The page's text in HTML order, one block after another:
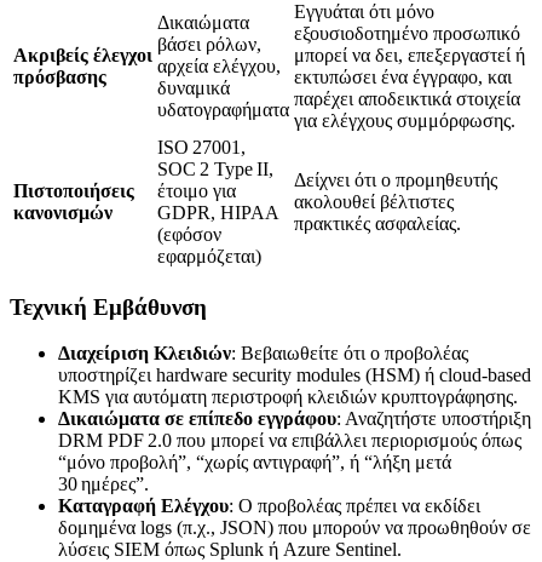
Ακριβείς έλεγχοι
πρόσβασης
Δικαιώματα
βάσει ρόλων,
αρχεία ελέγχου,
δυναμικά
υδατογραφήματα
Εγγυάται ότι μόνο
εξουσιοδοτημένο προσωπικό
μπορεί να δει, επεξεργαστεί ή
εκτυπώσει ένα έγγραφο, και
παρέχει αποδεικτικά στοιχεία
για ελέγχους συμμόρφωσης.
Πιστοποιήσεις
κανονισμών
ISO 27001,
SOC 2 Type II,
έτοιμο για
GDPR, HIPAA
(εφόσον
εφαρμόζεται)
Δείχνει ότι ο προμηθευτής
ακολουθεί βέλτιστες
πρακτικές ασφαλείας.
Τεχνική Εμβάθυνση
Διαχείριση Κλειδιών: Βεβαιωθείτε ότι ο προβολέας
υποστηρίζει hardware security modules (HSM) ή cloud‑based
KMS για αυτόματη περιστροφή κλειδιών κρυπτογράφησης.
Δικαιώματα σε επίπεδο εγγράφου: Αναζητήστε υποστήριξη
DRM PDF 2.0 που μπορεί να επιβάλλει περιορισμούς όπως
“μόνο προβολή”, “χωρίς αντιγραφή”, ή “λήξη μετά
30 ημέρες”.
Καταγραφή Ελέγχου: Ο προβολέας πρέπει να εκδίδει
δομημένα logs (π.χ., JSON) που μπορούν να προωθηθούν σε
λύσεις SIEM όπως Splunk ή Azure Sentinel.